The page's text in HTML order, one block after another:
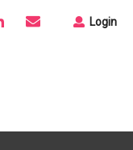
Login